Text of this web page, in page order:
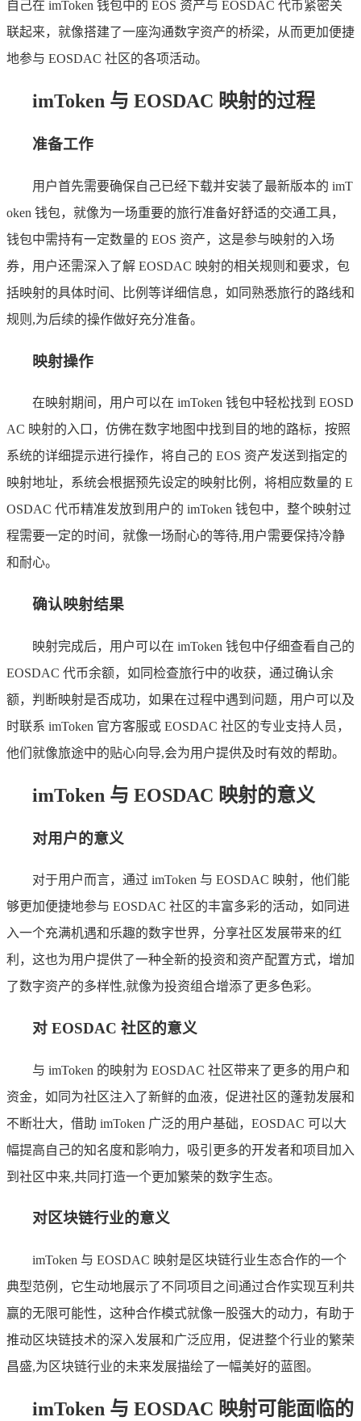
自己在 imToken 钱包中的 EOS 资产与 EOSDAC 代币紧密关
联起来，就像搭建了一座沟通数字资产的桥梁，从而更加便捷
地参与 EOSDAC 社区的各项活动。
imToken 与 EOSDAC 映射的过程
准备工作
用户首先需要确保自己已经下载并安装了最新版本的 imT
oken 钱包，就像为一场重要的旅行准备好舒适的交通工具，
钱包中需持有一定数量的 EOS 资产，这是参与映射的入场
券，用户还需深入了解 EOSDAC 映射的相关规则和要求，包
括映射的具体时间、比例等详细信息，如同熟悉旅行的路线和
规则,为后续的操作做好充分准备。
映射操作
在映射期间，用户可以在 imToken 钱包中轻松找到 EOSD
AC 映射的入口，仿佛在数字地图中找到目的地的路标，按照
系统的详细提示进行操作，将自己的 EOS 资产发送到指定的
映射地址，系统会根据预先设定的映射比例，将相应数量的 E
OSDAC 代币精准发放到用户的 imToken 钱包中，整个映射过
程需要一定的时间，就像一场耐心的等待,用户需要保持冷静
和耐心。
确认映射结果
映射完成后，用户可以在 imToken 钱包中仔细查看自己的
EOSDAC 代币余额，如同检查旅行中的收获，通过确认余
额，判断映射是否成功，如果在过程中遇到问题，用户可以及
时联系 imToken 官方客服或 EOSDAC 社区的专业支持人员，
他们就像旅途中的贴心向导,会为用户提供及时有效的帮助。
imToken 与 EOSDAC 映射的意义
对用户的意义
对于用户而言，通过 imToken 与 EOSDAC 映射，他们能
够更加便捷地参与 EOSDAC 社区的丰富多彩的活动，如同进
入一个充满机遇和乐趣的数字世界，分享社区发展带来的红
利，这也为用户提供了一种全新的投资和资产配置方式，增加
了数字资产的多样性,就像为投资组合增添了更多色彩。
对 EOSDAC 社区的意义
与 imToken 的映射为 EOSDAC 社区带来了更多的用户和
资金，如同为社区注入了新鲜的血液，促进社区的蓬勃发展和
不断壮大，借助 imToken 广泛的用户基础，EOSDAC 可以大
幅提高自己的知名度和影响力，吸引更多的开发者和项目加入
到社区中来,共同打造一个更加繁荣的数字生态。
对区块链行业的意义
imToken 与 EOSDAC 映射是区块链行业生态合作的一个
典型范例，它生动地展示了不同项目之间通过合作实现互利共
赢的无限可能性，这种合作模式就像一股强大的动力，有助于
推动区块链技术的深入发展和广泛应用，促进整个行业的繁荣
昌盛,为区块链行业的未来发展描绘了一幅美好的蓝图。
imToken 与 EOSDAC 映射可能面临的